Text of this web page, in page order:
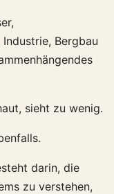
Bergbau
sieht zu wenig.
darin, die
zu verstehen,